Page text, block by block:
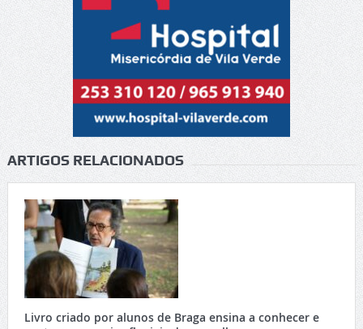
ARTIGOS RELACIONADOS
Livro criado por alunos de Braga ensina a conhecer e